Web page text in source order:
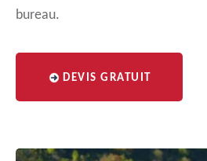
bureau.
DEVIS GRATUIT